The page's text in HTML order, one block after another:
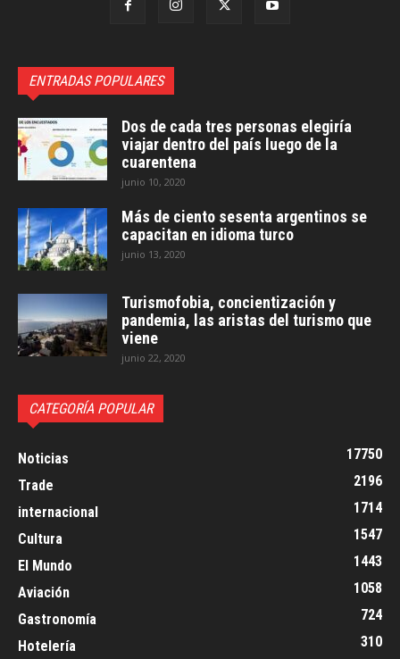
ENTRADAS POPULARES
Dos de cada tres personas elegiría
viajar dentro del país luego de la
cuarentena
junio 10, 2020
Más de ciento sesenta argentinos se
capacitan en idioma turco
junio 13, 2020
Turismofobia, concientización y
pandemia, las aristas del turismo que
viene
junio 22, 2020
CATEGORÍA POPULAR
Noticias
17750
Trade
2196
internacional
1714
Cultura
1547
El Mundo
1443
Aviación
1058
Gastronomía
724
Hotelería
310